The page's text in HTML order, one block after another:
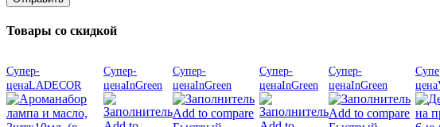
Товары со скидкой
Супер-
ценаLADECOR
Супер-
ценаInGreen
Супер-
ценаInGreen
Add to compare
Супер-
ценаInGreen
Супер-
ценаInGreen
Add to compare
цена